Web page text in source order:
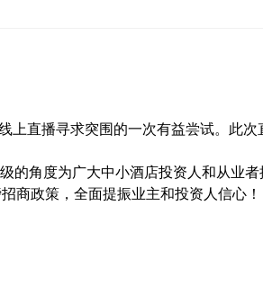
上直播寻求突围的一次有益尝试。此次
的角度为广大中小酒店投资人和从业者
招商政策，全面提振业主和投资人信心！